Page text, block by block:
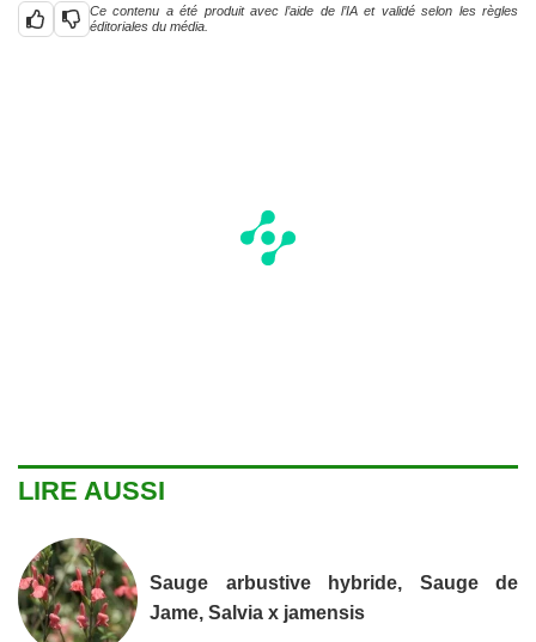
Ce contenu a été produit avec l’aide de l’IA et validé selon les règles
éditoriales du média.
LIRE AUSSI
Sauge arbustive hybride, Sauge de
Jame, Salvia x jamensis